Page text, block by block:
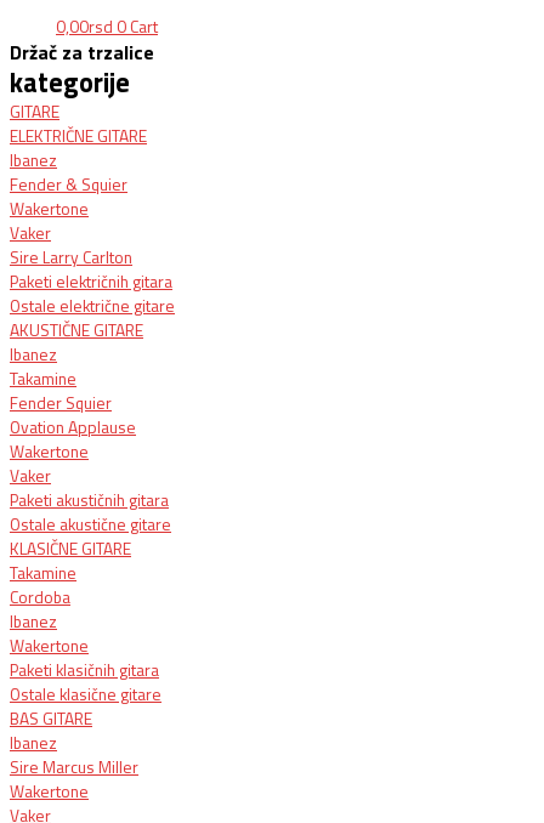
0,00rsd 0 Cart
Držač za trzalice
kategorije
GITARE
ELEKTRIČNE GITARE
Ibanez
Fender & Squier
Wakertone
Vaker
Sire Larry Carlton
Paketi električnih gitara
Ostale električne gitare
AKUSTIČNE GITARE
Ibanez
Takamine
Fender Squier
Ovation Applause
Wakertone
Vaker
Paketi akustičnih gitara
Ostale akustične gitare
KLASIČNE GITARE
Takamine
Cordoba
Ibanez
Wakertone
Paketi klasičnih gitara
Ostale klasične gitare
BAS GITARE
Ibanez
Sire Marcus Miller
Wakertone
Vaker